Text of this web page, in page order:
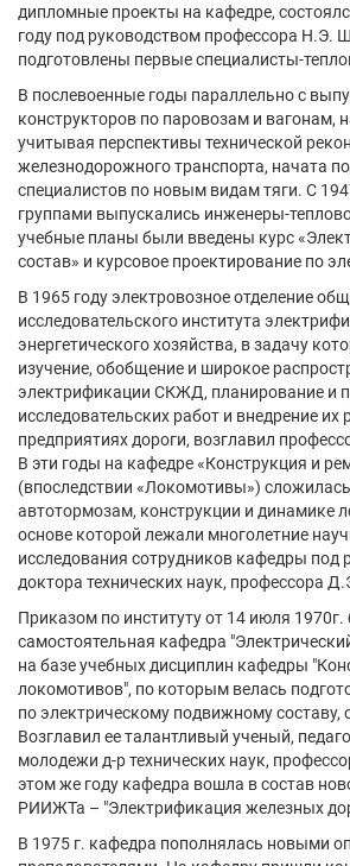
дипломные проекты на кафедре,
году под руководством профессора Н.Э.
подготовлены первые специалисты-
В послевоенные годы параллельно с
конструкторов по паровозам и вагонам,
учитывая перспективы технической
железнодорожного транспорта, начата
специалистов по новым видам тяги. С
группами выпускались инженеры-
учебные планы были введены курс
состав» и курсовое проектирование по
В 1965 году электровозное отделение
исследовательского института
энергетического хозяйства, в задачу
изучение, обобщение и широкое
электрификации СКЖД, планирование и
исследовательских работ и внедрение их
предприятиях дороги, возглавил
В эти годы на кафедре «Конструкция и
(впоследствии «Локомотивы»)
автотормозам, конструкции и динамике
основе которой лежали многолетние
исследования сотрудников кафедры под
доктора технических наук, профессора
Приказом по институту от 14 июля
самостоятельная кафедра
на базе учебных дисциплин кафедры
локомотивов", по которым велась
по электрическому подвижному составу,
Возглавил ее талантливый ученый,
молодежи д-р технических наук,
этом же году кафедра вошла в состав
РИИЖТа – "Электрификация железных
В 1975 г. кафедра пополнялась новыми